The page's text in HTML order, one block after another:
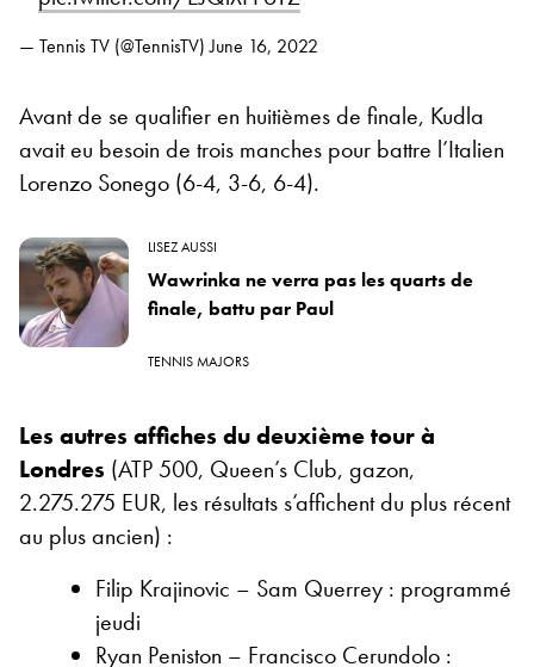
— Tennis TV (@TennisTV)June 16, 2022
Avant de se qualifier en huitièmes de finale, Kudla
avait eu besoin de trois manches pour battre l’Italien
Lorenzo Sonego (6-4, 3-6, 6-4).
LISEZ AUSSI
Wawrinka ne verra pas les quarts de
finale, battu par Paul
TENNIS MAJORS
Les autres affiches du deuxième tour à
Londres (ATP 500, Queen’s Club, gazon,
2.275.275 EUR, les résultats s’affichent du plus récent
au plus ancien) :
Filip Krajinovic – Sam Querrey : programmé
jeudi
Ryan Peniston – Francisco Cerundolo :